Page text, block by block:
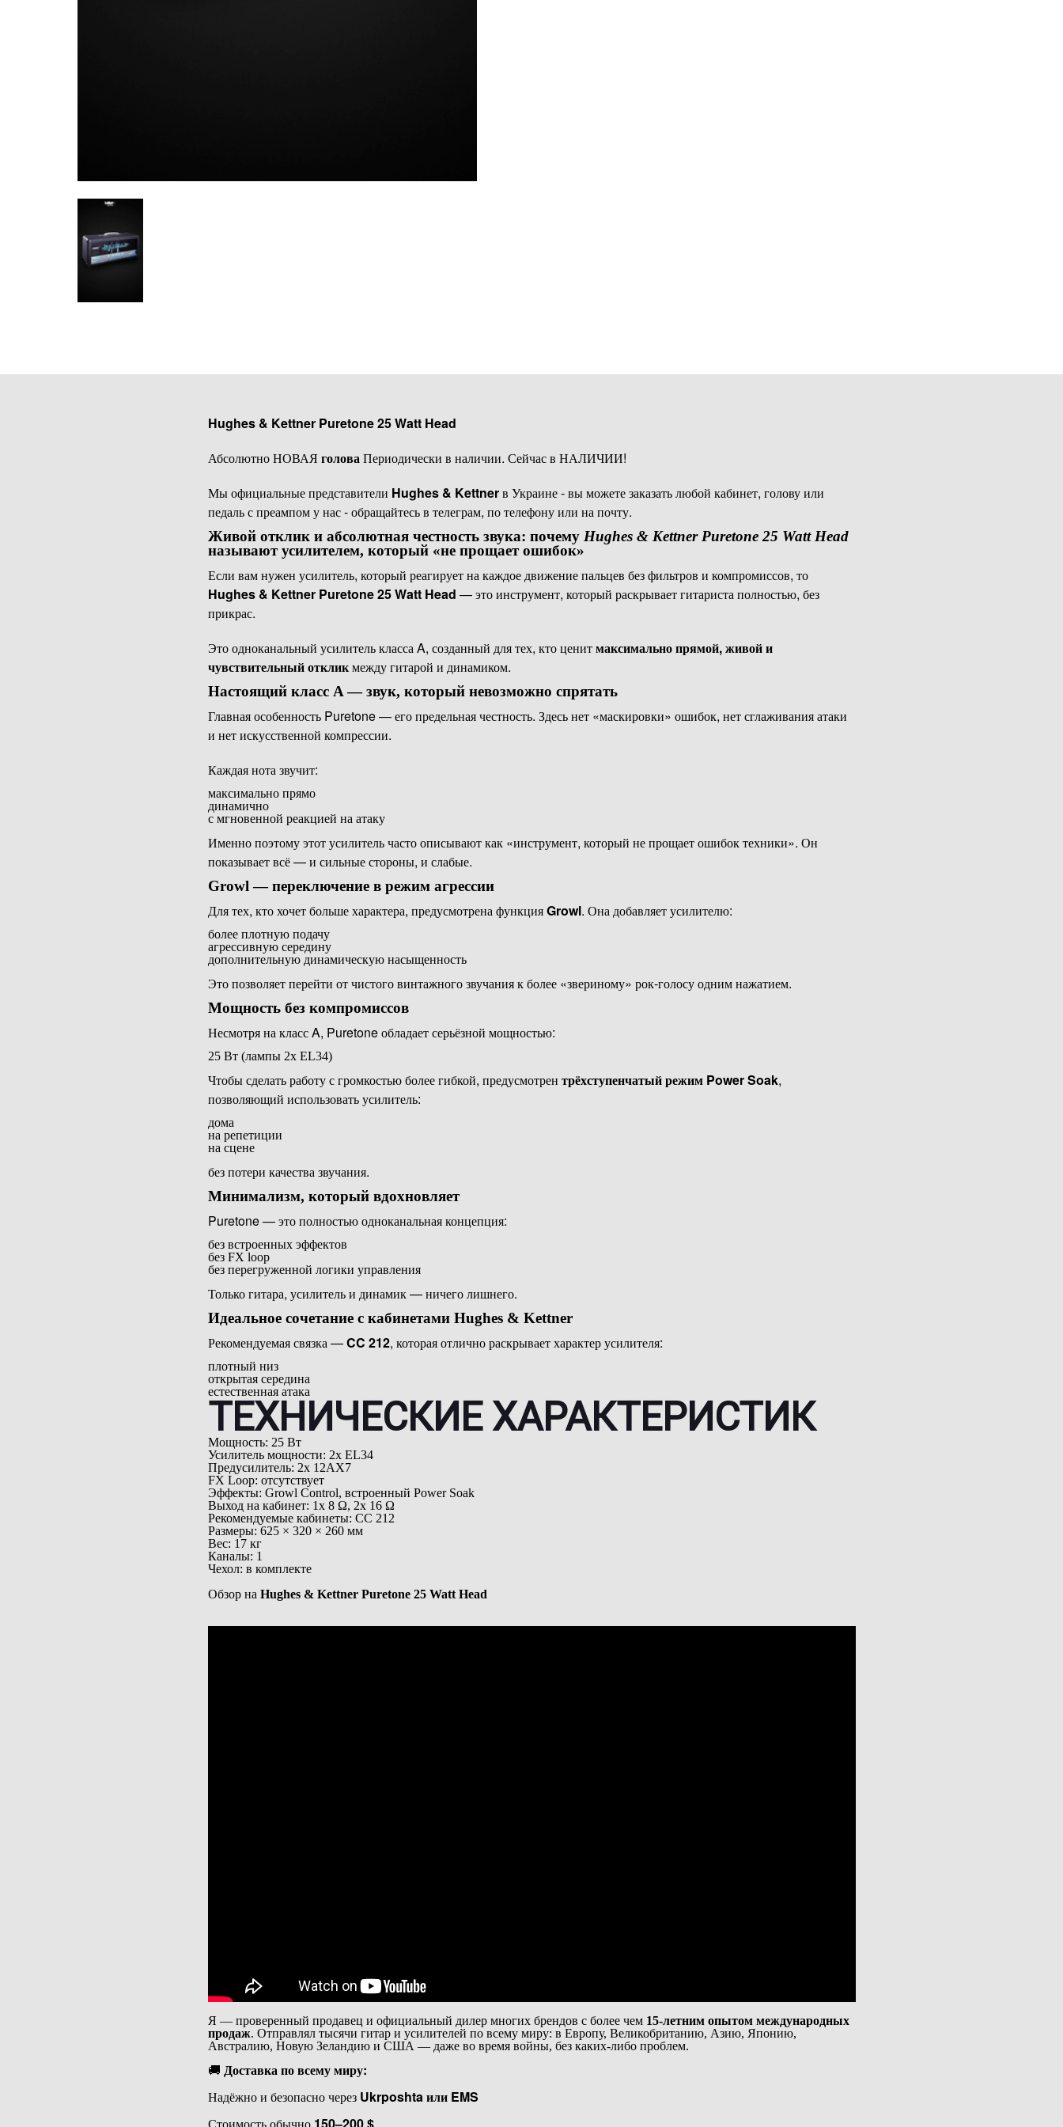
Hughes & Kettner Puretone 25 Watt Head
Абсолютно НОВАЯ головаПериодически в наличии. Сейчас в НАЛИЧИИ!
Мы официальные представители Hughes & Kettnerв Украине - вы можете заказать любой кабинет, голову или
педаль с преампом у нас - обращайтесь в телеграм, по телефону или на почту.
Живой отклик и абсолютная честность звука: почему Hughes & Kettner Puretone 25 Watt Head
называют усилителем, который «не прощает ошибок»
Если вам нужен усилитель, который реагирует на каждое движение пальцев без фильтров и компромиссов, то
Hughes & Kettner Puretone 25 Watt Head — это инструмент, который раскрывает гитариста полностью, без
прикрас.
Это одноканальный усилитель класса A, созданный для тех, кто ценитмаксимально прямой, живой и
чувствительный откликмежду гитарой и динамиком.
Настоящий класс A — звук, который невозможно спрятать
Главная особенность Puretone — его предельная честность. Здесь нет «маскировки» ошибок, нет сглаживания атаки
и нет искусственной компрессии.
Каждая нота звучит:
максимально прямо
динамично
с мгновенной реакцией на атаку
Именно поэтому этот усилитель часто описывают как «инструмент, который не прощает ошибок техники». Он
показывает всё — и сильные стороны, и слабые.
Growl — переключение в режим агрессии
Для тех, кто хочет больше характера, предусмотрена функцияGrowl. Она добавляет усилителю:
более плотную подачу
агрессивную середину
дополнительную динамическую насыщенность
Это позволяет перейти от чистого винтажного звучания к более «звериному» рок-голосу одним нажатием.
Мощность без компромиссов
Несмотря на класс A, Puretone обладает серьёзной мощностью:
25 Вт (лампы 2x EL34)
Чтобы сделать работу с громкостью более гибкой, предусмотрен трёхступенчатый режим Power Soak,
позволяющий использовать усилитель:
дома
на репетиции
на сцене
без потери качества звучания.
Минимализм, который вдохновляет
Puretone — это полностью одноканальная концепция:
без встроенных эффектов
без FX loop
без перегруженной логики управления
Только гитара, усилитель и динамик — ничего лишнего.
Идеальное сочетание с кабинетами Hughes & Kettner
Рекомендуемая связка —CC 212, которая отлично раскрывает характер усилителя:
плотный низ
открытая середина
естественная атака
ТЕХНИЧЕСКИЕ ХАРАКТЕРИСТИК
Мощность: 25 Вт
Усилитель мощности: 2x EL34
Предусилитель: 2x 12AX7
FX Loop: отсутствует
Эффекты: Growl Control, встроенный Power Soak
Выход на кабинет: 1x 8 Ω, 2x 16 Ω
Рекомендуемые кабинеты: CC 212
Размеры: 625 × 320 × 260 мм
Вес: 17 кг
Каналы: 1
Чехол: в комплекте
Обзор на Hughes & Kettner Puretone 25 Watt Head
Я — проверенный продавец и официальный дилер многих брендов с более чем 15-летним опытом международных
продаж. Отправлял тысячи гитар и усилителей по всему миру: в Европу, Великобританию, Азию, Японию,
Австралию, Новую Зеландию и США — даже во время войны, без каких-либо проблем.
🚚 Доставка по всему миру:
Надёжно и безопасно через Ukrposhta или EMS